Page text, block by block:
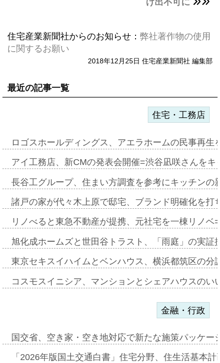
け出不可に
住宅産業新聞社からのお知らせ： 弊社著作物の使用
に関するお願い
2018年12月25日 住宅産業新聞社 編集部
最近の記事一覧
住宅・工務店
ロゴスホールディングス、アエラホームの民事再
アイ工務店、新CMの発表会開催=渋谷凪咲さんを
長谷工グループ、住まい方調査を参考にキッチン
諸戸の家が代々木上原で邸宅、ブランド明確化を
リノべると東急不動産が提携、元社宅を一棟リノ
旭化成ホームズと世田谷トラスト、「雨庭」の実
東京セキスイハイムとベンハウス、横浜都筑区の
コスモスイニシア、マンションとシェアハウスの
金融・行政
国交省、空き家・空き地対応で新たな施策パッケ
「2026年版国土交通白書」住宅分野、住生活基本